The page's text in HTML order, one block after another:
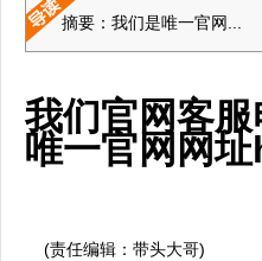
摘要：我们是唯一官网...
我们官网客
唯一官网网
(责任编辑：带头大哥)